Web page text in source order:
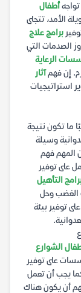
أطفال
الأمد، تتجلى
برامج علاج
الصدمات التي
الرعاية
إن فهمآثار
استراتيجيات
ما تكون نتيجة
وسيلة
المهم فهم
على توفير
التأهيل
الغضب وحل
توفير بيئة
الشوارع
على توفير
كما يجب أن تعمل
أن يكون هناك